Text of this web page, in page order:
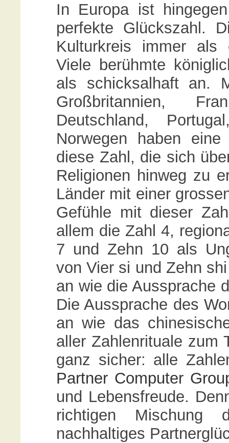
In Europa ist
perfekte Glückszahl.
Kulturkreis immer als
Viele berühmte
als schicksalhaft an.
Großbritannien,
Deutschland,
Norwegen haben
diese Zahl, die sich
Religionen hinweg zu
Länder mit einer
Gefühle mit dieser
allem die Zahl 4,
7 und Zehn 10 als
von Vier si und Zehn
an wie die Aussprache
Die Aussprache des
an wie das
aller Zahlenrituale zum
ganz sicher: alle
Partner Computer
und Lebensfreude.
richtigen Mischung
nachhaltiges